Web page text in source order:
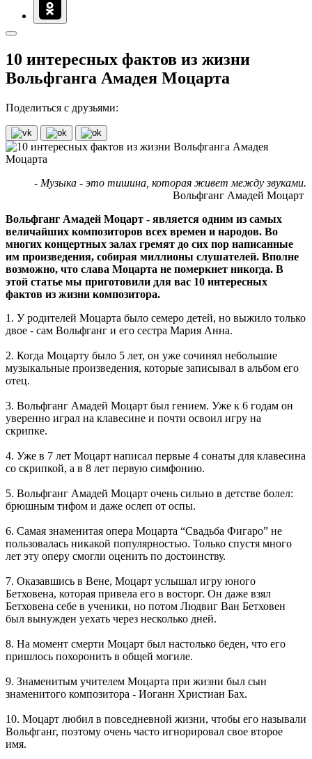
10 интересных фактов из жизни
Вольфганга Амадея Моцарта
Поделиться с друзьями:
- Музыка - это тишина, которая живет между звуками.
Вольфганг Амадей Моцарт
Вольфганг Амадей Моцарт - является одним из самых
величайших композиторов всех времен и народов. Во
многих концертных залах гремят до сих пор написанные
им произведения, собирая миллионы слушателей. Вполне
возможно, что слава Моцарта не померкнет никогда. В
этой статье мы приготовили для вас 10 интересных
фактов из жизни композитора.
1. У родителей Моцарта было семеро детей, но выжило только
двое - сам Вольфганг и его сестра Мария Анна.
2. Когда Моцарту было 5 лет, он уже сочинял небольшие
музыкальные произведения, которые записывал в альбом его
отец.
3. Вольфганг Амадей Моцарт был гением. Уже к 6 годам он
уверенно играл на клавесине и почти освоил игру на
скрипке.
4. Уже в 7 лет Моцарт написал первые 4 сонаты для клавесина
со скрипкой, а в 8 лет первую симфонию.
5. Вольфганг Амадей Моцарт очень сильно в детстве болел:
брюшным тифом и даже ослеп от оспы.
6. Самая знаменитая опера Моцарта “Свадьба Фигаро” не
пользовалась никакой популярностью. Только спустя много
лет эту оперу смогли оценить по достоинству.
7. Оказавшись в Вене, Моцарт услышал игру юного
Бетховена, которая привела его в восторг. Он даже взял
Бетховена себе в ученики, но потом Людвиг Ван Бетховен
был вынужден уехать через несколько дней.
8. На момент смерти Моцарт был настолько беден, что его
пришлось похоронить в общей могиле.
9. Знаменитым учителем Моцарта при жизни был сын
знаменитого композитора - Иоганн Христиан Бах.
10. Моцарт любил в повседневной жизни, чтобы его называли
Вольфганг, поэтому очень часто игнорировал свое второе
имя.